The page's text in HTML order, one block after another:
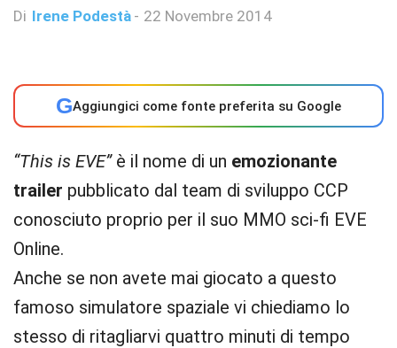
Di Irene Podestà - 22 Novembre 2014
GAggiungici come fonte preferita su Google
“This is EVE”è il nome di un emozionante
trailer pubblicato dal team di sviluppo CCP
conosciuto proprio per il suo MMO sci-fi EVE
Online.
Anche se non avete mai giocato a questo
famoso simulatore spaziale vi chiediamo lo
stesso di ritagliarvi quattro minuti di tempo